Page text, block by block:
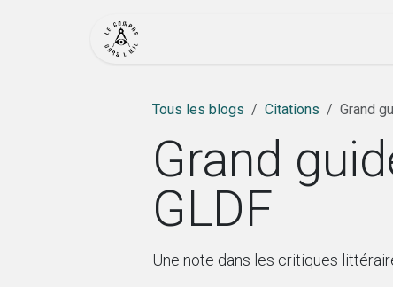
Tous les blogs Citations Grand
Grand
GLDF
Une note dans les critiques